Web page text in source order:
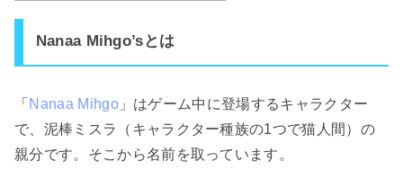
Nanaa Mihgo’sとは
「 Nanaa Mihgo」はゲーム中に登場するキャラクター
で、泥棒ミスラ（キャラクター種族の1つで猫人間）の
親分です。そこから名前を取っています。